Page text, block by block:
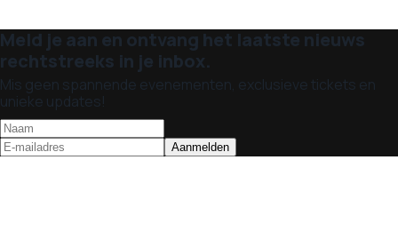
Meld je aan en ontvang het laatste nieuws
rechtstreeks in je inbox.
Mis geen spannende evenementen, exclusieve tickets en
unieke updates!